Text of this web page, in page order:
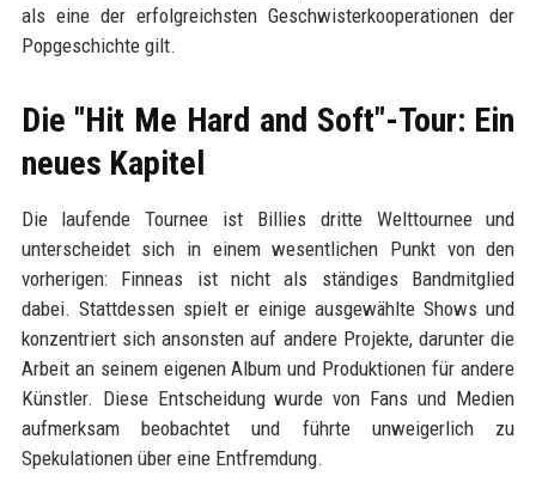
als eine der erfolgreichsten Geschwisterkooperationen der
Popgeschichte gilt.
Die "Hit Me Hard and Soft"-Tour: Ein
neues Kapitel
Die laufende Tournee ist Billies dritte Welttournee und
unterscheidet sich in einem wesentlichen Punkt von den
vorherigen: Finneas ist nicht als ständiges Bandmitglied
dabei. Stattdessen spielt er einige ausgewählte Shows und
konzentriert sich ansonsten auf andere Projekte, darunter die
Arbeit an seinem eigenen Album und Produktionen für andere
Künstler. Diese Entscheidung wurde von Fans und Medien
aufmerksam beobachtet und führte unweigerlich zu
Spekulationen über eine Entfremdung.